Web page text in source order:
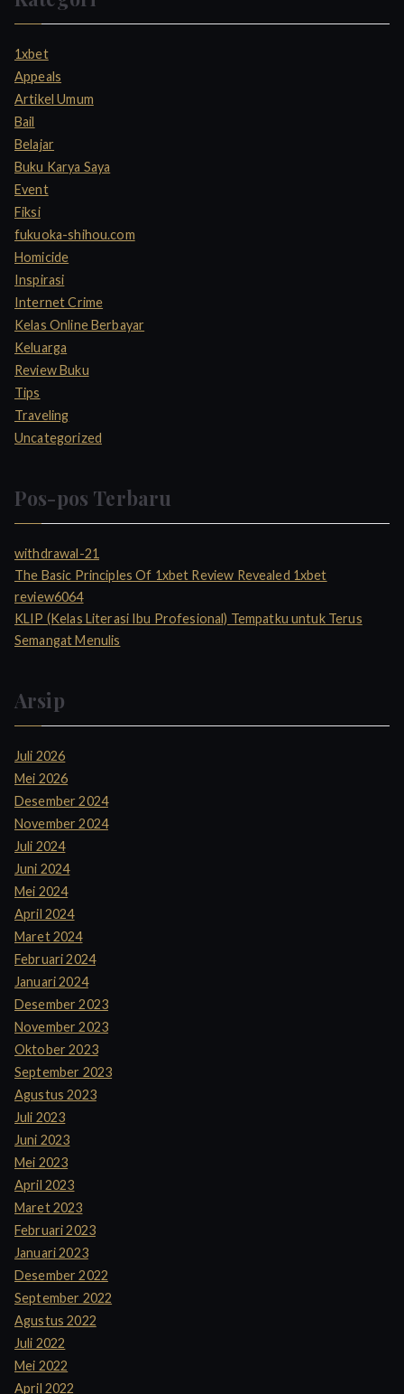
c
1xbet
Appeals
Artikel Umum
Bail
Belajar
Buku Karya Saya
Event
Fiksi
fukuoka-shihou.com
Homicide
Inspirasi
Internet Crime
Kelas Online Berbayar
Keluarga
Review Buku
Tips
Traveling
Uncategorized
Pos-pos Terbaru
withdrawal-21
The Basic Principles Of 1xbet Review Revealed 1xbet
review6064
KLIP (Kelas Literasi Ibu Profesional) Tempatku untuk Terus
Semangat Menulis
Arsip
Juli 2026
Mei 2026
Desember 2024
November 2024
Juli 2024
Juni 2024
Mei 2024
April 2024
Maret 2024
Februari 2024
Januari 2024
Desember 2023
November 2023
Oktober 2023
September 2023
Agustus 2023
Juli 2023
Juni 2023
Mei 2023
April 2023
Maret 2023
Februari 2023
Januari 2023
Desember 2022
September 2022
Agustus 2022
Juli 2022
Mei 2022
April 2022